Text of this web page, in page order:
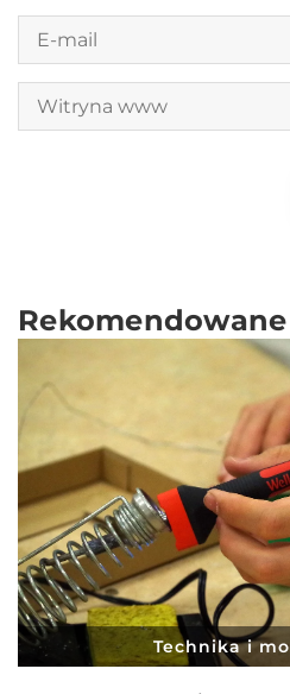
Rekomendowane
Technika i